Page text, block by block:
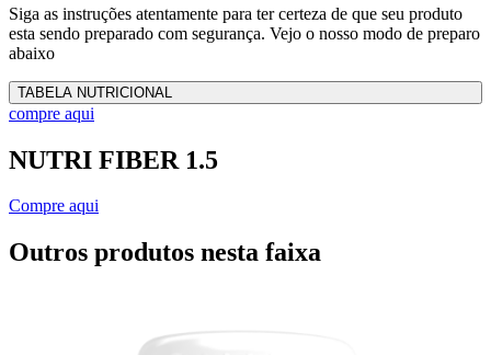
Siga as instruções atentamente para ter certeza de que seu produto
esta sendo preparado com segurança. Vejo o nosso modo de preparo
abaixo
TABELA NUTRICIONAL
compre aqui
NUTRI FIBER 1.5
Compre aqui
Outros produtos nesta faixa